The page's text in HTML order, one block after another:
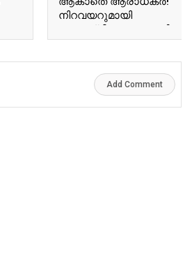
നിറവയറുമായി
അനുശ്രീ! വൈറലായി
അനുശ്രീയുടെ പുതിയ
Ausree Viral Photo
Add Comment